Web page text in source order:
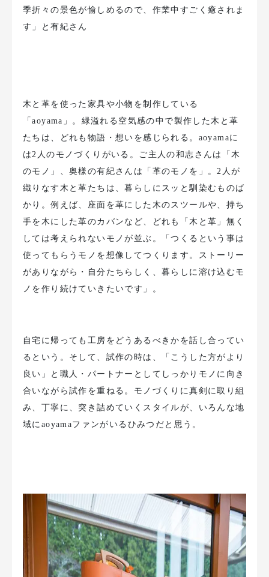
季折々の景色が愉しめるので、作業中すごく癒されま
す」と有紀さん
木と革を使った家具や小物を制作している
「aoyama」。緑溢れる空気感の中で製作した木と革
たちは、どれも物語・想いを感じられる。aoyamaに
は2人のモノづくりがいる。ご主人の和志さんは「木
のモノ」、奥様の有紀さんは「革のモノを」。2人が
織りなす木と革たちは、暮らしにスッと馴染むものば
かり。例えば、座面を革にした木のスツールや、持ち
手を木にした革のカバンなど、どれも「木と革」無く
しては考えられないモノが並ぶ。「つくるという事は
使ってもらうモノを想像してつくります。ストーリー
がありながら・自分たちらしく、暮らしに溶け込むモ
ノを作り続けていきたいです」。
自宅に帰っても工房をどうあるべきかを話し合ってい
るという。そして、試作の時は、「こうした方がより
良い」と職人・パートナーとしてしっかりモノに向き
合いながら試作を重ねる。モノづくりに真剣に取り組
み、丁寧に、突き詰めていくスタイルが、いろんな地
域にaoyamaファンがいるひみつだと思う。